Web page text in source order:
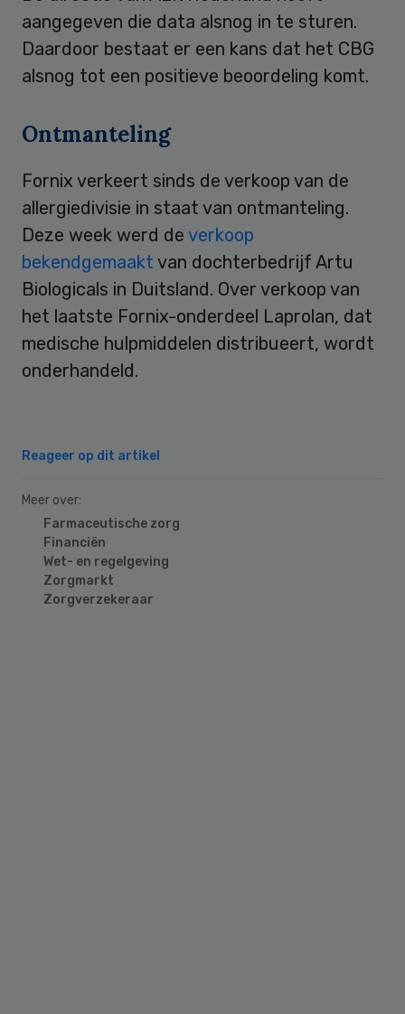
aangegeven die data alsnog in te sturen.
Daardoor bestaat er een kans dat het CBG
alsnog tot een positieve beoordeling komt.
Ontmanteling
Fornix verkeert sinds de verkoop van de
allergiedivisie in staat van ontmanteling.
Deze week werd de verkoop
bekendgemaakt van dochterbedrijf Artu
Biologicals in Duitsland. Over verkoop van
het laatste Fornix-onderdeel Laprolan, dat
medische hulpmiddelen distribueert, wordt
onderhandeld.
Reageer op dit artikel
Meer over:
Farmaceutische zorg
Financiën
Wet- en regelgeving
Zorgmarkt
Zorgverzekeraar